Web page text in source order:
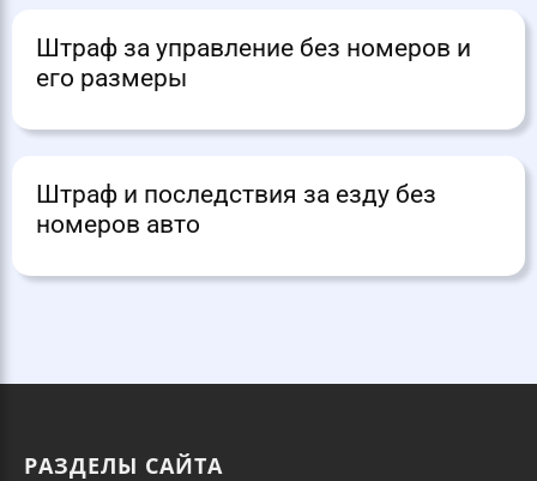
Штраф за управление без номеров и
его размеры
Штраф и последствия за езду без
номеров авто
РАЗДЕЛЫ САЙТА